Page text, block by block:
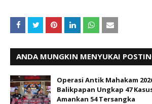
ANDA MUNGKIN MENYUKAI
Operasi Antik Mahakam
Balikpapan Ungkap 47
Amankan 54 Tersangka